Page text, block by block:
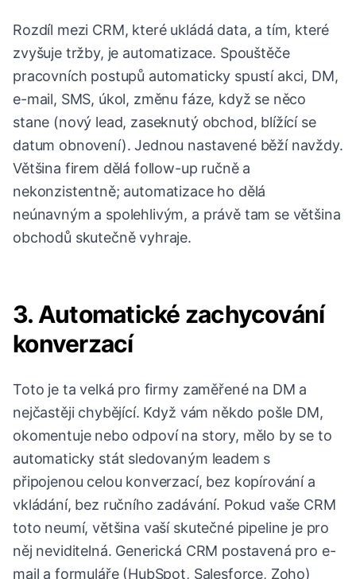
Rozdíl mezi CRM, které ukládá data, a tím, které
zvyšuje tržby, je automatizace. Spouštěče
pracovních postupů automaticky spustí akci, DM,
e-mail, SMS, úkol, změnu fáze, když se něco
stane (nový lead, zaseknutý obchod, blížící se
datum obnovení). Jednou nastavené běží navždy.
Většina firem dělá follow-up ručně a
nekonzistentně; automatizace ho dělá
neúnavným a spolehlivým, a právě tam se většina
obchodů skutečně vyhraje.
3. Automatické zachycování
konverzací
Toto je ta velká pro firmy zaměřené na DM a
nejčastěji chybějící. Když vám někdo pošle DM,
okomentuje nebo odpoví na story, mělo by se to
automaticky stát sledovaným leadem s
připojenou celou konverzací, bez kopírování a
vkládání, bez ručního zadávání. Pokud vaše CRM
toto neumí, většina vaší skutečné pipeline je pro
něj neviditelná. Generická CRM postavená pro e-
mail a formuláře (HubSpot, Salesforce, Zoho)